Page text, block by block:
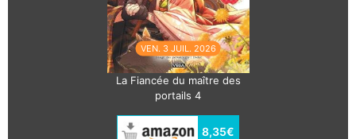
VEN. 3 JUIL. 2026
La Fiancée du maître des
portails 4
8,35€